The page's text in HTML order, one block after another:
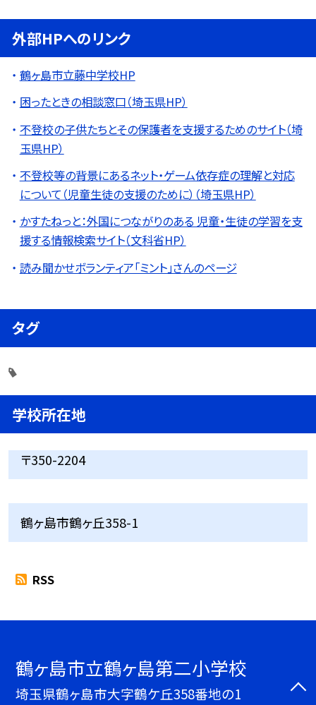
外部HPへのリンク
鶴ヶ島市立藤中学校HP
困ったときの相談窓口（埼玉県HP）
不登校の子供たちとその保護者を支援するためのサイト（埼
玉県HP）
不登校等の背景にあるネット・ゲーム依存症の理解と対応
について（児童生徒の支援のために）（埼玉県HP）
かすたねっと：外国につながりのある 児童・生徒の学習を支
援する情報検索サイト（文科省HP）
読み聞かせボランティア「ミント」さんのページ
タグ
学校所在地
〒350-2204
鶴ヶ島市鶴ヶ丘358-1
RSS
鶴ヶ島市立鶴ヶ島第二小学校
埼玉県鶴ヶ島市大字鶴ケ丘358番地の1